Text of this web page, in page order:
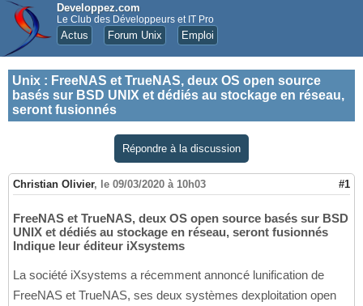
Developpez.com
Le Club des Développeurs et IT Pro
Actus Forum Unix Emploi
Unix : FreeNAS et TrueNAS, deux OS open source
basés sur BSD UNIX et dédiés au stockage en réseau,
seront fusionnés
Répondre à la discussion
Christian Olivier, le 09/03/2020 à 10h03 #1
FreeNAS et TrueNAS, deux OS open source basés sur BSD
UNIX et dédiés au stockage en réseau, seront fusionnés
Indique leur éditeur iXsystems
La société iXsystems a récemment annoncé lunification de
FreeNAS et TrueNAS, ses deux systèmes dexploitation open